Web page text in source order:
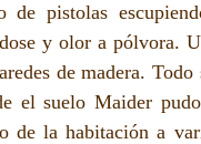
de pistolas
y olor a pólvora.
de madera.
el suelo Maider
de la habitación a